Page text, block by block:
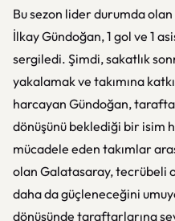
Bu sezon lider durumda
İlkay Gündoğan, 1 gol ve 1
sergiledi. Şimdi, sakatlık
yakalamak ve takımına
harcayan Gündoğan,
dönüşünü beklediği bir isim
mücadele eden takımlar
olan Galatasaray, tecrübeli
daha da güçleneceğini
dönüşünde taraftarlarına